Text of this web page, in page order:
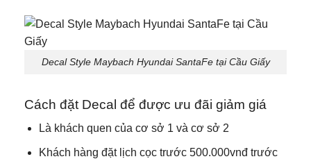
Decal Style Maybach Hyundai SantaFe tại Cầu Giấy
Cách đặt Decal để được ưu đãi giảm giá
Là khách quen của cơ sở 1 và cơ sở 2
Khách hàng đặt lịch cọc trước 500.000vnđ trước